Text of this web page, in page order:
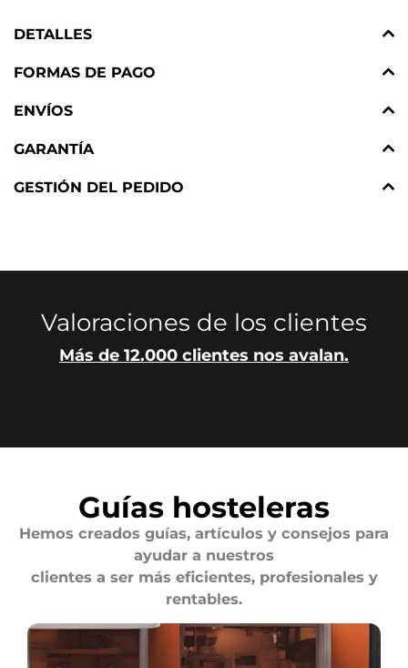
DETALLES
FORMAS DE PAGO
ENVÍOS
GARANTÍA
GESTIÓN DEL PEDIDO
Valoraciones de los clientes
Más de 12.000 clientes nos avalan.
Guías hosteleras
Hemos creados guías, artículos y consejos para
ayudar a nuestros
clientes a ser más eficientes, profesionales y
rentables.